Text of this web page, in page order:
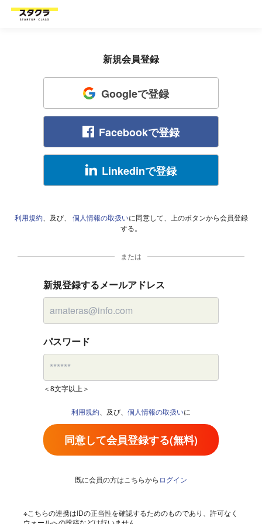
新規会員登録
Googleで登録
Facebookで登録
Linkedinで登録
利用規約、及び、 個人情報の取扱いに同意して、上のボタンから会員登録
する。
または
新規登録するメールアドレス
パスワード
＜8文字以上＞
利用規約 、及び、 個人情報の取扱いに
同意して会員登録する(無料)
既に会員の方はこちらから ログイン
※こちらの連携はIDの正当性を確認するためのものであり、許可なく
ウォールへの投稿などは行いません。